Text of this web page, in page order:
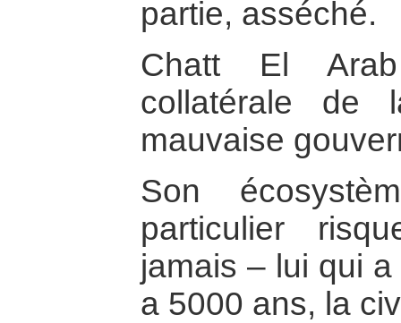
partie, asséché.
Chatt El
collatérale
mauvaise
Son
particulier
jamais – lui qui
a 5000 ans, la